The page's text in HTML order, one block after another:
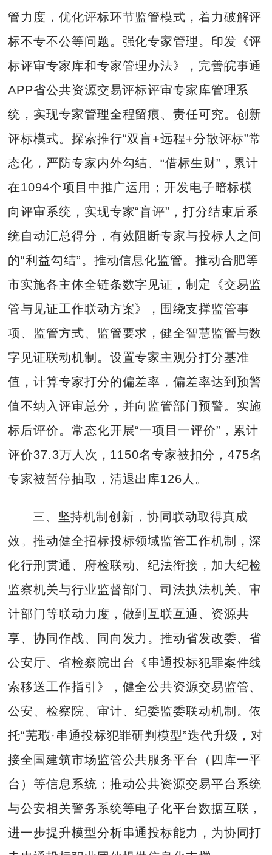
管力度，优化评标环节监管模式，着力破解评
标不专不公等问题。强化专家管理。印发《评
标评审专家库和专家管理办法》，完善皖事通
APP省公共资源交易评标评审专家库管理系
统，实现专家管理全程留痕、责任可究。创新
评标模式。探索推行“双盲+远程+分散评标”常
态化，严防专家内外勾结、“借标生财”，累计
在1094个项目中推广运用；开发电子暗标横
向评审系统，实现专家“盲评”，打分结束后系
统自动汇总得分，有效阻断专家与投标人之间
的“利益勾结”。推动信息化监管。推动合肥等
市实施各主体全链条数字见证，制定《交易监
管与见证工作联动方案》，围绕支撑监管事
项、监管方式、监管要求，健全智慧监管与数
字见证联动机制。设置专家主观分打分基准
值，计算专家打分的偏差率，偏差率达到预警
值不纳入评审总分，并向监管部门预警。实施
标后评价。常态化开展“一项目一评价”，累计
评价37.3万人次，1150名专家被扣分，475名
专家被暂停抽取，清退出库126人。
三、坚持机制创新，协同联动取得真成
效。推动健全招标投标领域监管工作机制，深
化行刑贯通、府检联动、纪法衔接，加大纪检
监察机关与行业监督部门、司法执法机关、审
计部门等联动力度，做到互联互通、资源共
享、协同作战、同向发力。推动省发改委、省
公安厅、省检察院出台《串通投标犯罪案件线
索移送工作指引》，健全公共资源交易监管、
公安、检察院、审计、纪委监委联动机制。依
托“芜瑕·串通投标犯罪研判模型”迭代升级，对
接全国建筑市场监管公共服务平台（四库一平
台）等信息系统；推动公共资源交易平台系统
与公安相关警务系统等电子化平台数据互联，
进一步提升模型分析串通投标能力，为协同打